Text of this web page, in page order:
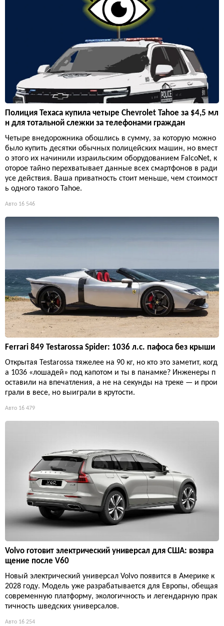
Полиция Техаса купила четыре Chevrolet Tahoe за $4,5 мл
н для тотальной слежки за телефонами граждан
Четыре внедорожника обошлись в сумму, за которую можно
было купить десятки обычных полицейских машин, но вмест
о этого их начинили израильским оборудованием FalcoNet, к
оторое тайно перехватывает данные всех смартфонов в ради
усе действия. Ваша приватность стоит меньше, чем стоимост
ь одного такого Tahoe.
Авто 16 546
Ferrari 849 Testarossa Spider: 1036 л.с. пафоса без крыши
Открытая Testarossa тяжелее на 90 кг, но кто это заметит, когд
а 1036 «лошадей» под капотом и ты в панамке? Инженеры п
оставили на впечатления, а не на секунды на треке — и прои
грали в весе, но выиграли в крутости.
Авто 16 479
Volvo готовит электрический универсал для США: возвра
щение после V60
Новый электрический универсал Volvo появится в Америке к
2028 году. Модель уже разрабатывается для Европы, обещая
современную платформу, экологичность и легендарную прак
тичность шведских универсалов.
Авто 16 254